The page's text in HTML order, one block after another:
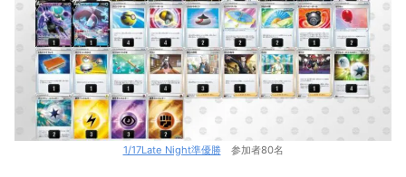
ザシアンVunion
環境デッキレシピまとめ
1/17Late Night準優勝参加者80名